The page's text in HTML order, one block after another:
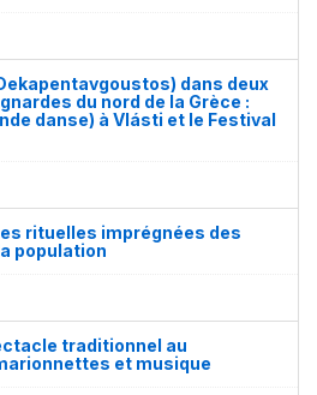
dans deux
du nord de la Grèce :
danse) à Vlásti et le Festival
rituelles imprégnées des
population
traditionnel au
et musique